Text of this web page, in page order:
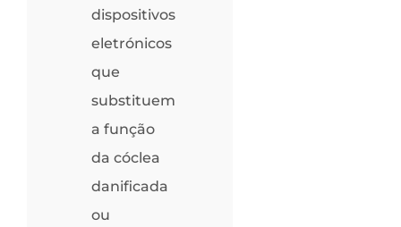
dispositivos
eletrónicos
que
substituem
a função
da cóclea
danificada
ou